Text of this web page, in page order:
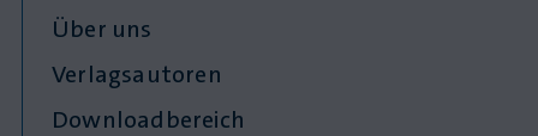
Über uns
Verlagsautoren
Downloadbereich